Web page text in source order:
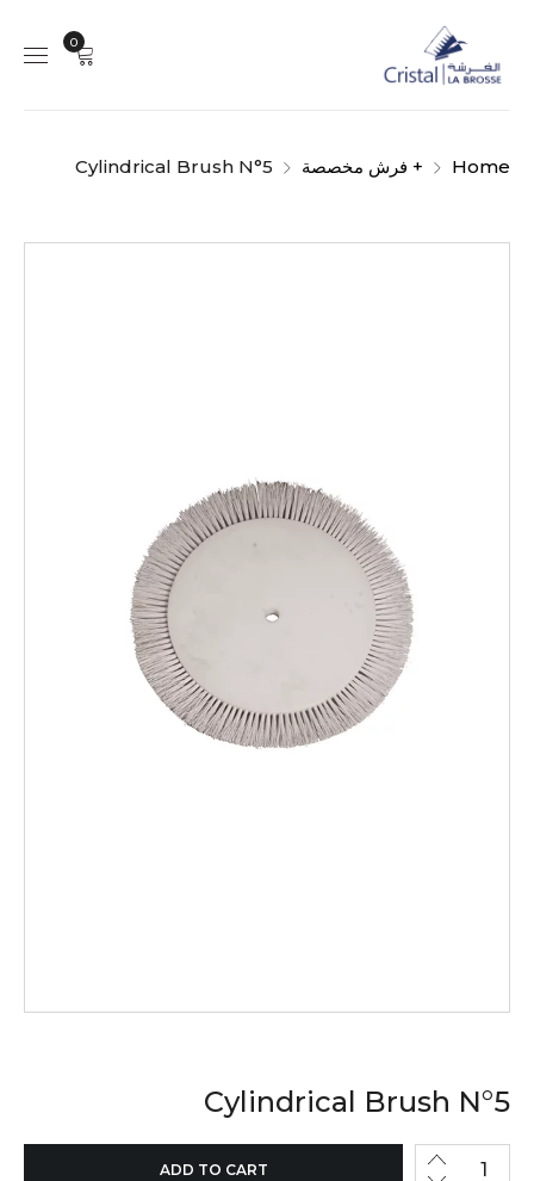
0
Home + فرش مخصصة Cylindrical Brush N°5
Cylindrical Brush N°5
ADD TO CART